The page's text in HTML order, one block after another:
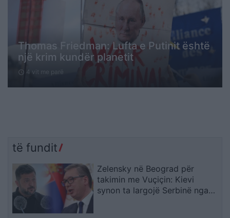
Thomas Friedman: Lufta e Putinit është
një krim kundër planetit
schedule 4 vit me parë
të fundit
Zelensky në Beograd për
takimin me Vuçiçin: Kievi
synon ta largojë Serbinë nga